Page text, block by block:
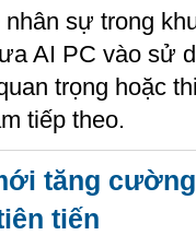
sự trong
AI PC vào sử
trọng hoặc
tiếp theo.
tăng
tiến